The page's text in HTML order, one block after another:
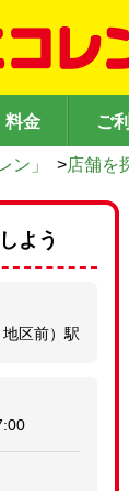
料金 ご
ン」 >店舗を
よう
区前）駅